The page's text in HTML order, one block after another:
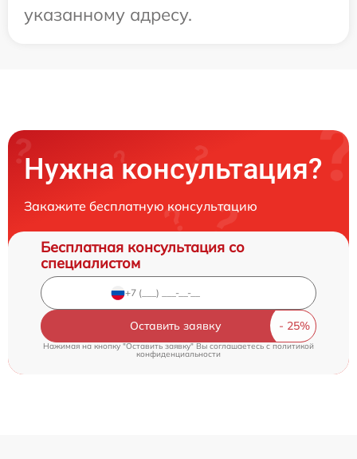
указанному адресу.
Нужна консультация?
Закажите бесплатную консультацию
Бесплатная консультация со
специалистом
Оставить заявку
Нажимая на кнопку "Оставить заявку" Вы соглашаетесь cполитикой
конфиденциальности